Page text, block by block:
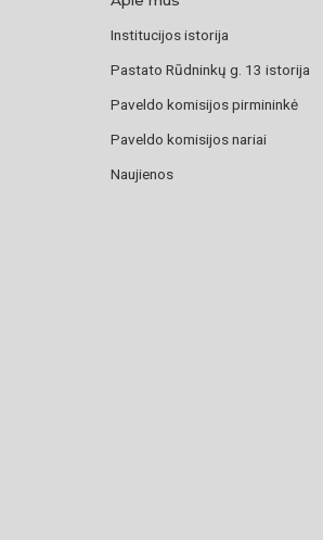
Institucijos istorija
Pastato Rūdninkų g. 13 istorija
Paveldo komisijos pirmininkė
Paveldo komisijos nariai
Naujienos